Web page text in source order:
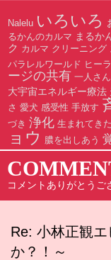
Nalelu いろいろ
るかんのカルマ まるか
ク カルマ クリーニング
パラレルワールド ヒー
ージの共有 一人さん
大宇宙エネルギー療法
さ 愛犬 感受性 手放す
づき 浄化 生まれてき
ョウ 膿を出しあう
コメントありがとうご
Re: 小林正観
か？！～